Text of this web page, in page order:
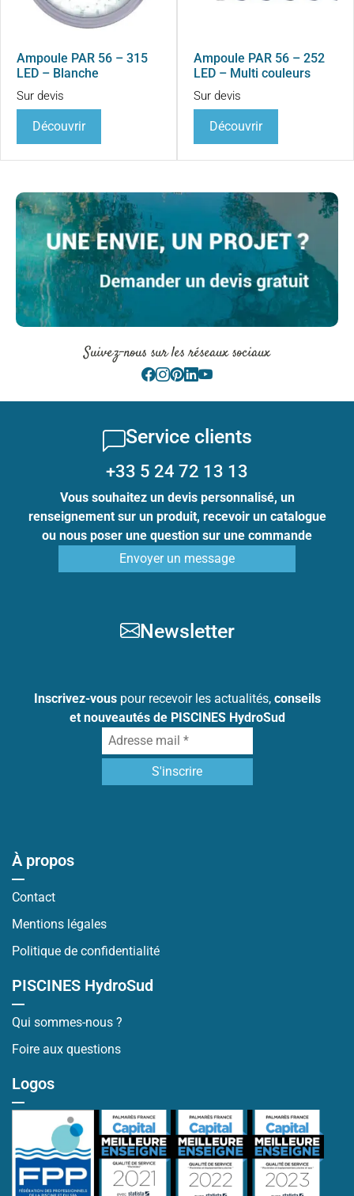
Ampoule PAR 56 – 315
LED – Blanche
Sur devis
Découvrir
Ampoule PAR 56 – 252
LED – Multi couleurs
Sur devis
Découvrir
Suivez-nous sur les réseaux sociaux
Service clients
+33 5 24 72 13 13
Vous souhaitez un devis personnalisé, un
renseignement sur un produit, recevoir un catalogue
ou nous poser une question sur une commande
Envoyer un message
Newsletter
Inscrivez-vouspour recevoir les actualités, conseils
et nouveautés de PISCINES HydroSud
À propos
Contact
Mentions légales
Politique de confidentialité
PISCINES HydroSud
Qui sommes-nous ?
Foire aux questions
Logos